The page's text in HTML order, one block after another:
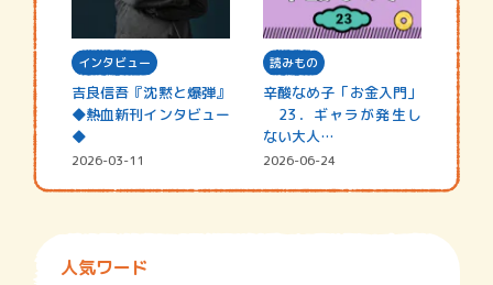
インタビュー
吉良信吾『沈黙と爆弾』
◆熱血新刊インタビュー
◆
2026-03-11
読みもの
辛酸なめ子「お金入門」
23．ギャラが発生し
ない大人…
2026-06-24
人気ワード